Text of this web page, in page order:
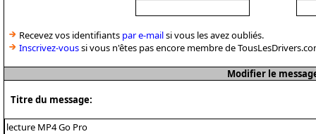
Recevez vos identifiants par e-mailsi vous les avez oubliés.
Inscrivez-voussi vous n'êtes pas encore membre de
Modifier le
Titre du message: